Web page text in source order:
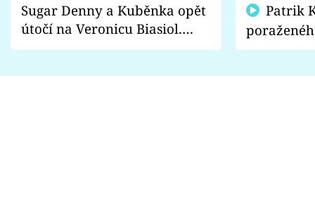
Sugar Denny a Kuběnka opět
útočí na Veronicu Biasiol.
Proč je podle nich falešná a
fanoušci